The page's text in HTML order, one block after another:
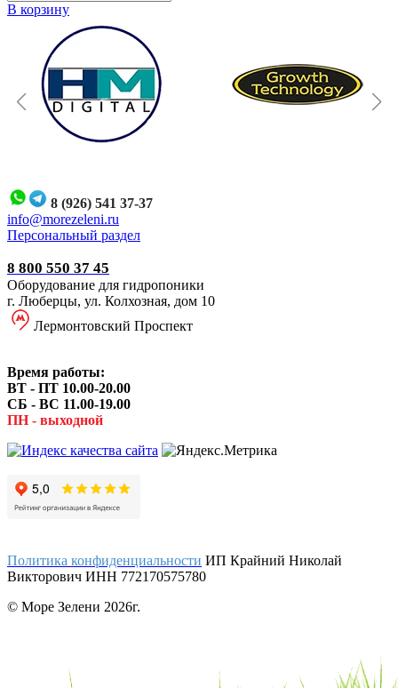
В корзину
8 (926) 541 37-37
info@morezeleni.ru
Персональный раздел
8 800 550 37 45
Оборудование для гидропоники
г. Люберцы, ул. Колхозная, дом 10
Лермонтовский Проспект
Время работы:
ВТ - ПТ 10.00-20.00
СБ - ВС 11.00-19.00
ПН - выходной
Политика конфиденциальности ИП Крайний Николай
Викторович ИНН 772170575780
© Море Зелени 2026г.